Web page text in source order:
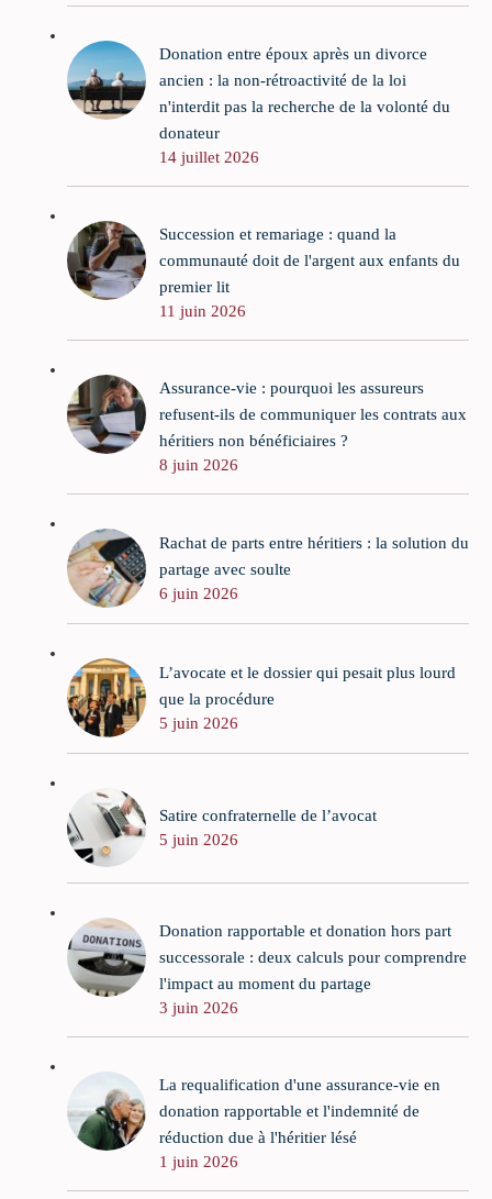
Donation entre époux après un divorce
ancien : la non-rétroactivité de la loi
n'interdit pas la recherche de la volonté du
donateur
14 juillet 2026
Succession et remariage : quand la
communauté doit de l'argent aux enfants du
premier lit
11 juin 2026
Assurance-vie : pourquoi les assureurs
refusent-ils de communiquer les contrats aux
héritiers non bénéficiaires ?
8 juin 2026
Rachat de parts entre héritiers : la solution du
partage avec soulte
6 juin 2026
L’avocate et le dossier qui pesait plus lourd
que la procédure
5 juin 2026
Satire confraternelle de l’avocat
5 juin 2026
Donation rapportable et donation hors part
successorale : deux calculs pour comprendre
l'impact au moment du partage
3 juin 2026
La requalification d'une assurance-vie en
donation rapportable et l'indemnité de
réduction due à l'héritier lésé
1 juin 2026